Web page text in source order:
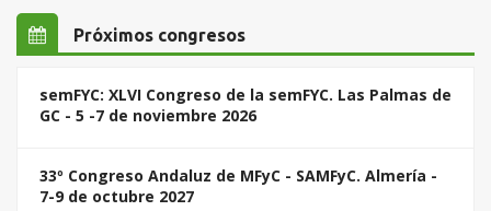
Próximos congresos
semFYC: XLVI Congreso de la semFYC. Las Palmas de
GC - 5 -7 de noviembre 2026
33º Congreso Andaluz de MFyC - SAMFyC. Almería -
7-9 de octubre 2027